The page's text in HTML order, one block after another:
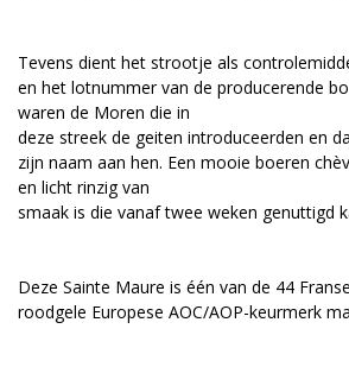
Tevens dient het strootje als
en het lotnummer van de producerende
waren de Moren die in
deze streek de geiten introduceerden en
zijn naam aan hen. Een mooie boeren
en licht rinzig van
smaak is die vanaf twee weken genuttigd
Deze Sainte Maure is één van de 44
roodgele Europese AOC/AOP-keurmerk